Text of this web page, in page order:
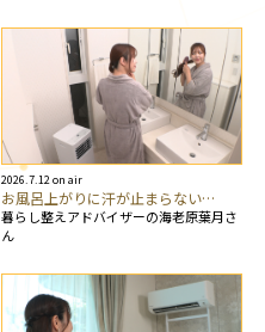
2026.7.12 on air
お風呂上がりに汗が止まらない…
暮らし整えアドバイザーの海老原葉月さ
ん